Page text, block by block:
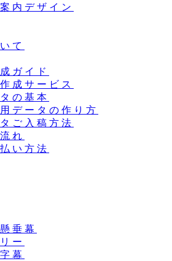
内デザイン
て
ガイド
成サービス
の基本
データの作り方
ご入稿方法
れ
い方法
垂幕
ー
幕